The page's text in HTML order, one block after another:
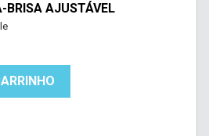
BRISA AJUSTÁVEL